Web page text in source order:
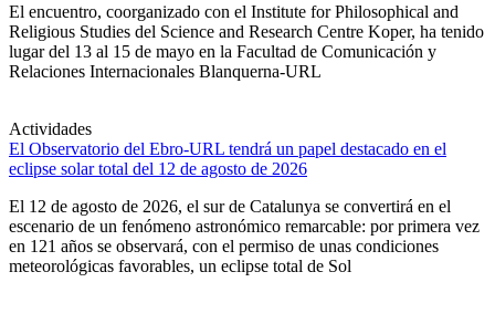
El encuentro, coorganizado con el Institute for Philosophical and
Religious Studies del Science and Research Centre Koper, ha tenido
lugar del 13 al 15 de mayo en la Facultad de Comunicación y
Relaciones Internacionales Blanquerna-URL
Actividades
El Observatorio del Ebro-URL tendrá un papel destacado en el
eclipse solar total del 12 de agosto de 2026
El 12 de agosto de 2026, el sur de Catalunya se convertirá en el
escenario de un fenómeno astronómico remarcable: por primera vez
en 121 años se observará, con el permiso de unas condiciones
meteorológicas favorables, un eclipse total de Sol